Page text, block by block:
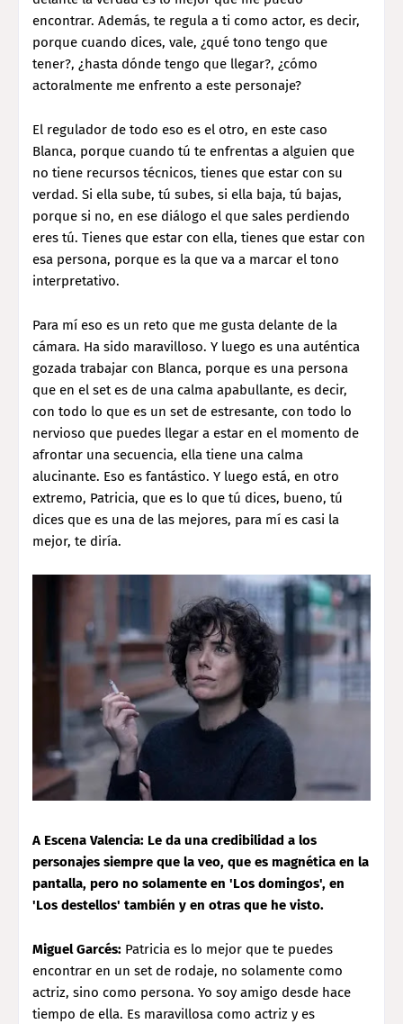
encontrar. Además, te regula a ti como actor, es decir,
porque cuando dices, vale, ¿qué tono tengo que
tener?, ¿hasta dónde tengo que llegar?, ¿cómo
actoralmente me enfrento a este personaje?
El regulador de todo eso es el otro, en este caso
Blanca, porque cuando tú te enfrentas a alguien que
no tiene recursos técnicos, tienes que estar con su
verdad. Si ella sube, tú subes, si ella baja, tú bajas,
porque si no, en ese diálogo el que sales perdiendo
eres tú. Tienes que estar con ella, tienes que estar con
esa persona, porque es la que va a marcar el tono
interpretativo.
Para mí eso es un reto que me gusta delante de la
cámara. Ha sido maravilloso. Y luego es una auténtica
gozada trabajar con Blanca, porque es una persona
que en el set es de una calma apabullante, es decir,
con todo lo que es un set de estresante, con todo lo
nervioso que puedes llegar a estar en el momento de
afrontar una secuencia, ella tiene una calma
alucinante. Eso es fantástico. Y luego está, en otro
extremo, Patricia, que es lo que tú dices, bueno, tú
dices que es una de las mejores, para mí es casi la
mejor, te diría.
A Escena Valencia: Le da una credibilidad a los
personajes siempre que la veo, que es magnética en la
pantalla, pero no solamente en 'Los domingos', en
'Los destellos' también y en otras que he visto.
Miguel Garcés: Patricia es lo mejor que te puedes
encontrar en un set de rodaje, no solamente como
actriz, sino como persona. Yo soy amigo desde hace
tiempo de ella. Es maravillosa como actriz y es